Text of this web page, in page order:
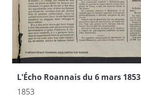
L'Écho Roannais du 6 mars 1853
1853